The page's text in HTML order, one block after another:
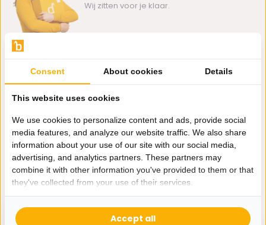
Wij zitten voor je klaar.
0162-231130
klantenservice@bazaaronline.nl
Ontvang de nieuwste aanbiedingen en promoties. We zullen
je niet spammen, beloofd.
Abonneer
Consent About cookies Details
This website uses cookies
We use cookies to personalize content and ads, provide social
media features, and analyze our website traffic. We also share
information about your use of our site with our social media,
advertising, and analytics partners. These partners may
combine it with other information you've provided to them or that
they've collected from your use of their services.
Accept all